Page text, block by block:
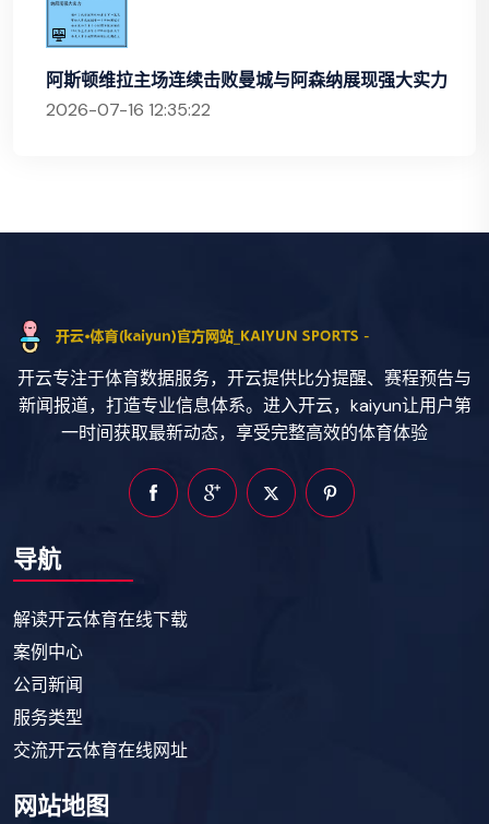
阿斯顿维拉主场连续击败曼城与阿森纳展现强大实力
2026-07-16 12:35:22
开云专注于体育数据服务，开云提供比分提醒、赛程预告与
新闻报道，打造专业信息体系。进入开云，kaiyun让用户第
一时间获取最新动态，享受完整高效的体育体验
导航
解读开云体育在线下载
案例中心
公司新闻
服务类型
交流开云体育在线网址
网站地图